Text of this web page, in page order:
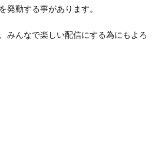
発動する事があります。
みんなで楽しい配信にする為にもよろ